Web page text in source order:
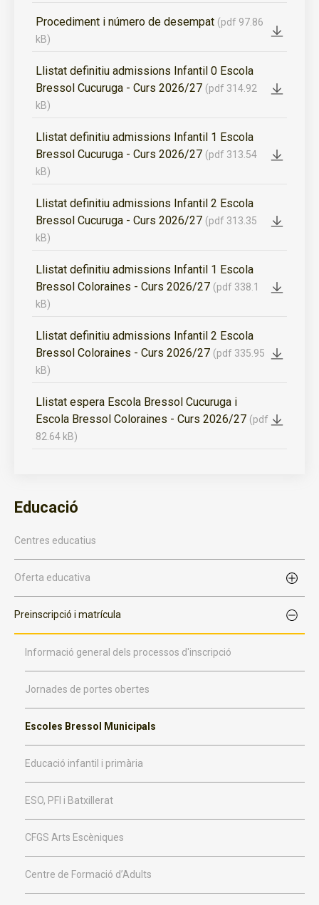
Educació
Centres educatius
Oferta educativa
Preinscripció i matrícula
Informació general dels processos d'inscripció
Jornades de portes obertes
Escoles Bressol Municipals
Educació infantil i primària
ESO, PFI i Batxillerat
CFGS Arts Escèniques
Centre de Formació d’Adults
Procediment i número de desempat (pdf 97.86
kB)
Llistat definitiu admissions Infantil 0 Escola
Bressol Cucuruga - Curs 2026/27 (pdf 314.92
kB)
Llistat definitiu admissions Infantil 1 Escola
Bressol Cucuruga - Curs 2026/27 (pdf 313.54
kB)
Llistat definitiu admissions Infantil 2 Escola
Bressol Cucuruga - Curs 2026/27 (pdf 313.35
kB)
Llistat definitiu admissions Infantil 1 Escola
Bressol Coloraines - Curs 2026/27 (pdf 338.1
kB)
Llistat definitiu admissions Infantil 2 Escola
Bressol Coloraines - Curs 2026/27 (pdf 335.95
kB)
Llistat espera Escola Bressol Cucuruga i
Escola Bressol Coloraines - Curs 2026/27 (pdf
82.64 kB)